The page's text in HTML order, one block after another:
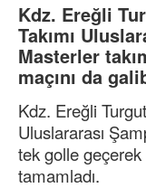
Kdz. Ereğli
Takımı
Masterler
maçını da
Kdz. Ereğli
Uluslararası
tek golle geçerek
tamamladı.